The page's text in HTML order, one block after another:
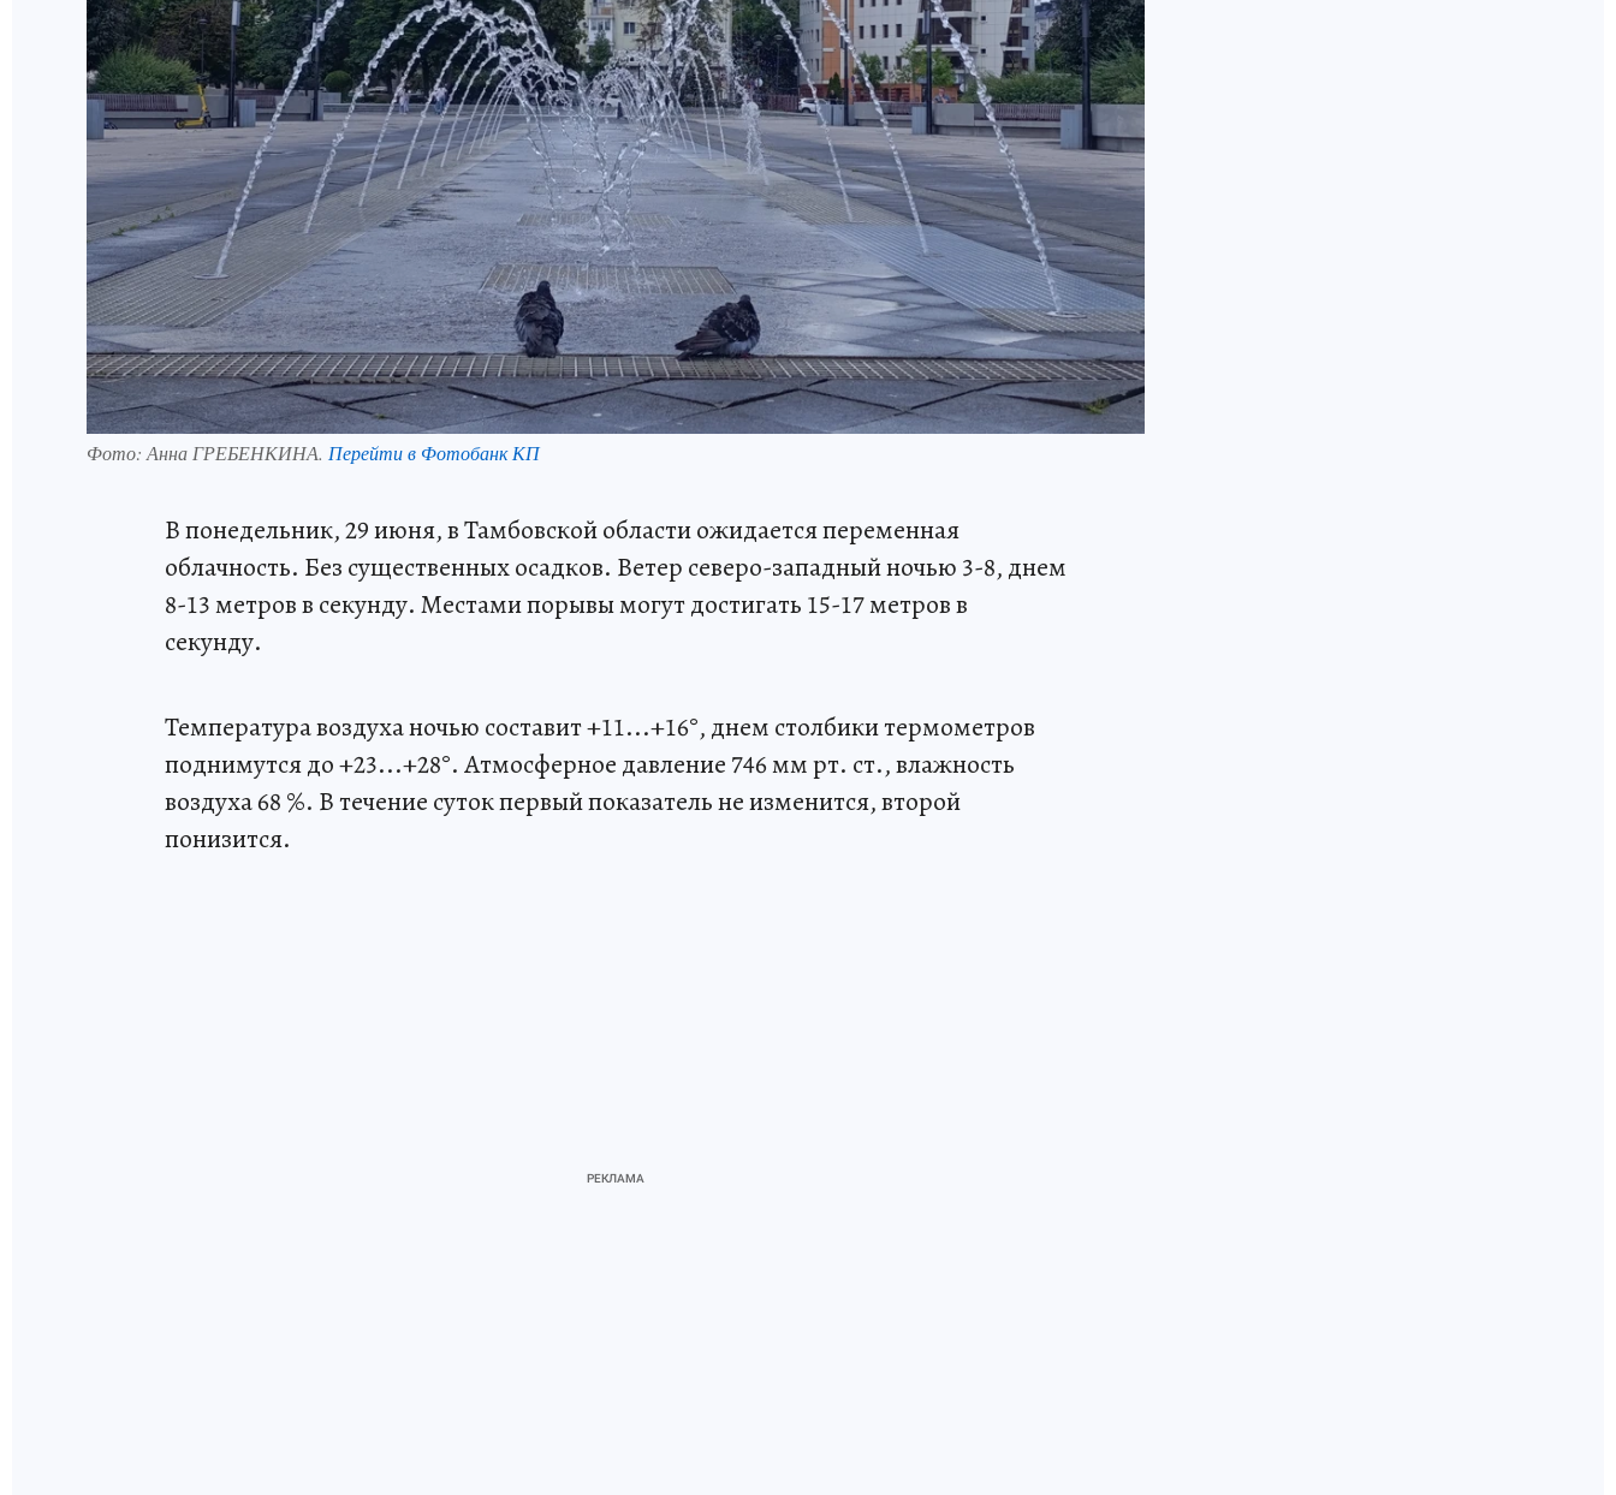
Фото: Анна ГРЕБЕНКИНА. Перейти в Фотобанк КП
В понедельник, 29 июня, в Тамбовской области ожидается переменная
облачность. Без существенных осадков. Ветер северо-западный ночью 3-8, днем
8-13 метров в секунду. Местами порывы могут достигать 15-17 метров в
секунду.
Температура воздуха ночью составит +11...+16°, днем столбики термометров
поднимутся до +23...+28°. Атмосферное давление 746 мм рт. ст., влажность
воздуха 68 %. В течение суток первый показатель не изменится, второй
понизится.